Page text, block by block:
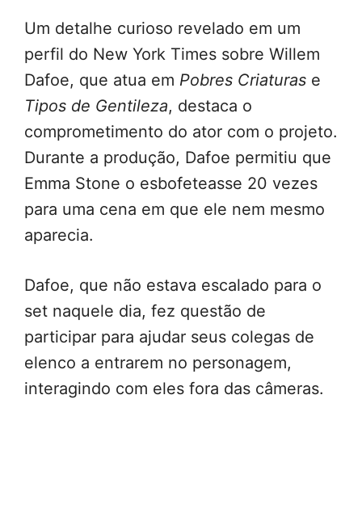
Um detalhe curioso revelado em um
perfil do New York Times sobre Willem
Dafoe, que atua em Pobres Criaturas e
Tipos de Gentileza, destaca o
comprometimento do ator com o projeto.
Durante a produção, Dafoe permitiu que
Emma Stone o esbofeteasse 20 vezes
para uma cena em que ele nem mesmo
aparecia.
Dafoe, que não estava escalado para o
set naquele dia, fez questão de
participar para ajudar seus colegas de
elenco a entrarem no personagem,
interagindo com eles fora das câmeras.